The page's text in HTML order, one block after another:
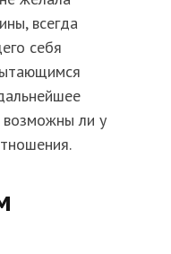
всегда
себя
ли у